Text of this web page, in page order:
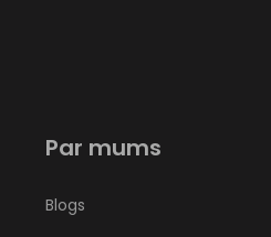
Par mums
Blogs